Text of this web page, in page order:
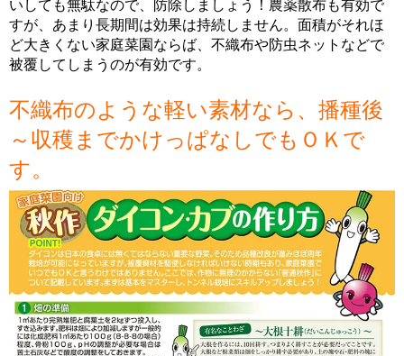
いしても無駄なので、防除しましょう！農薬散布も有効で
すが、あまり長期間は効果は持続しません。面積がそれほ
ど大きくない家庭菜園ならば、不織布や防虫ネットなどで
被覆してしまうのが有効です。
不織布のような軽い素材なら、播種後
～収穫までかけっぱなしでもＯＫで
す。